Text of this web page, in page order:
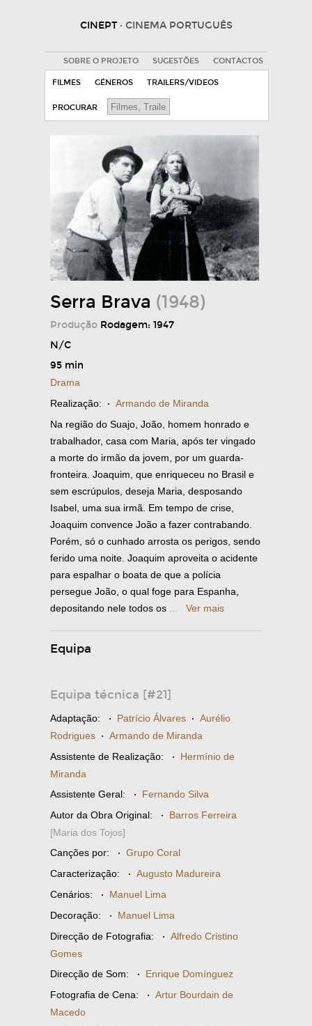
CINEPT · CINEMA PORTUGUÊS
SOBRE O PROJETO SUGESTÕES CONTACTOS
FILMES GÉNEROS TRAILERS/VIDEOS
PROCURAR
Serra Brava (1948)
Produção Rodagem: 1947
N/C
95 min
Drama
Realização: · Armando de Miranda
Na região do Suajo, João, homem honrado e
trabalhador, casa com Maria, após ter vingado
a morte do irmão da jovem, por um guarda-
fronteira. Joaquim, que enriqueceu no Brasil e
sem escrúpulos, deseja Maria, desposando
Isabel, uma sua irmã. Em tempo de crise,
Joaquim convence João a fazer contrabando.
Porém, só o cunhado arrosta os perigos, sendo
ferido uma noite. Joaquim aproveita o acidente
para espalhar o boata de que a polícia
persegue João, o qual foge para Espanha,
depositando nele todos os
Ver mais
Equipa
Equipa técnica [#21]
Adaptação: · Patrício Álvares · Aurélio
Rodrigues · Armando de Miranda
Assistente de Realização: · Hermínio de
Miranda
Assistente Geral: · Fernando Silva
Autor da Obra Original: · Barros Ferreira
[Maria dos Tojos]
Canções por: · Grupo Coral
Caracterização: · Augusto Madureira
Cenários: · Manuel Lima
Decoração: · Manuel Lima
Direcção de Fotografia: · Alfredo Cristino
Gomes
Direcção de Som: · Enrique Domínguez
Fotografia de Cena: · Artur Bourdain de
Macedo